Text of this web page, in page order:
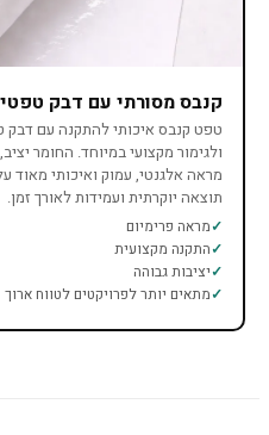
קנבס מסורתי עם דבק
טפט קנבס איכותי להתקנה עם דבק
ולגימור מקצועי במיוחד. החומר
מראה אלגנטי, עמוק ואיכותי
תוצאה יוקרתית ועמידות לאורך זמן.
מראה פרימיום
התקנה מקצועית
יציבות גבוהה
מתאים יותר לפרויקטים לטווח ארוך